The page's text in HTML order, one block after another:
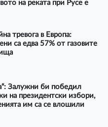
на реката при Русе е
тревога в Европа:
са едва 57% от газовите
Залужни би победил
на президентски избори,
им са се влошили